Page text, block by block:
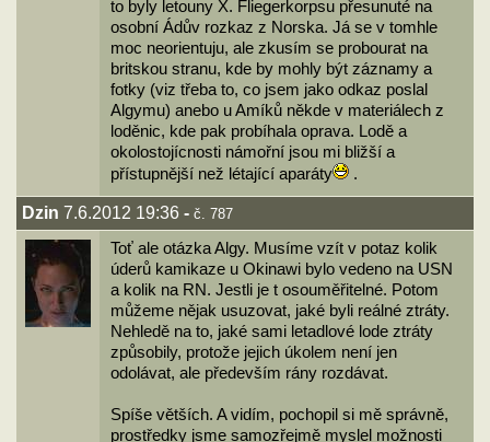
to byly letouny X. Fliegerkorpsu přesunuté na
osobní Ádův rozkaz z Norska. Já se v tomhle
moc neorientuju, ale zkusím se probourat na
britskou stranu, kde by mohly být záznamy a
fotky (viz třeba to, co jsem jako odkaz poslal
Algymu) anebo u Amíků někde v materiálech z
loděnic, kde pak probíhala oprava. Lodě a
okolostojícnosti námořní jsou mi bližší a
přístupnější než létající aparáty
.
Dzin 7.6.2012 19:36 - č. 787
Toť ale otázka Algy. Musíme vzít v potaz kolik
úderů kamikaze u Okinawi bylo vedeno na USN
a kolik na RN. Jestli je t osouměřitelné. Potom
můžeme nějak usuzovat, jaké byli reálné ztráty.
Nehledě na to, jaké sami letadlové lode ztráty
způsobily, protože jejich úkolem není jen
odolávat, ale především rány rozdávat.
Spíše větších. A vidím, pochopil si mě správně,
prostředky jsme samozřejmě myslel možnosti